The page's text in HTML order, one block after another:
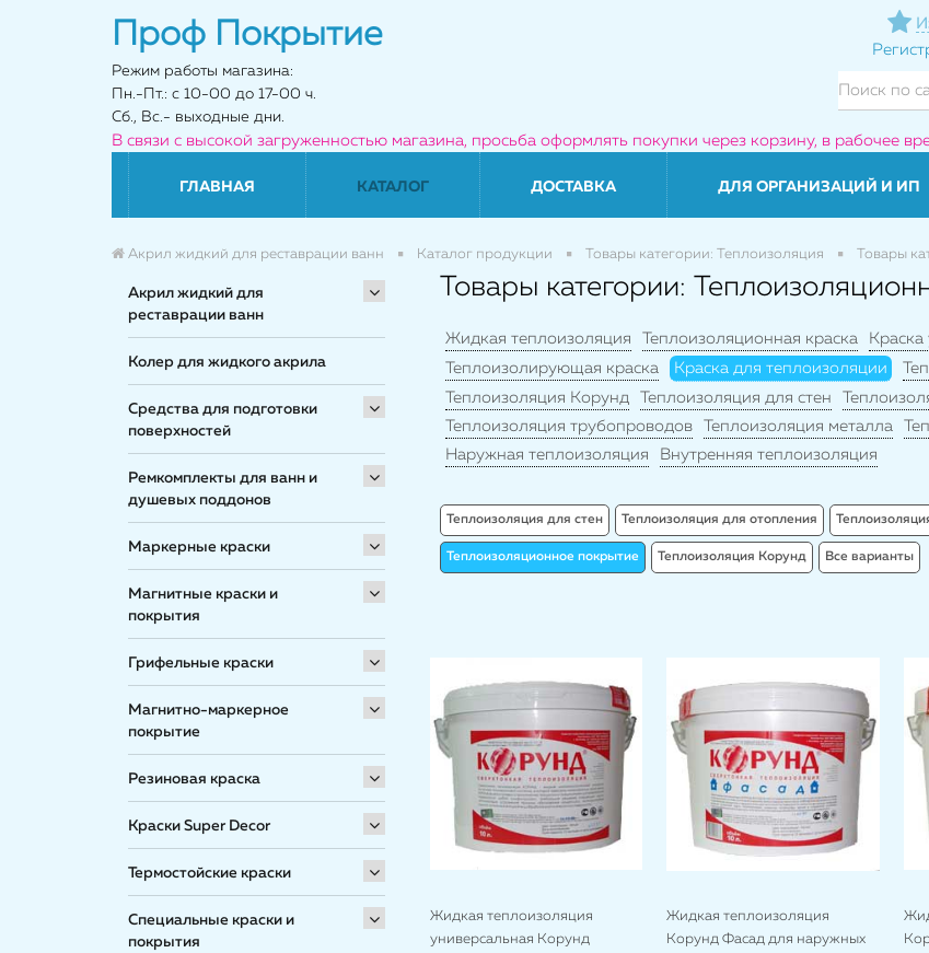
Проф Покрытие
Режим работы магазина:
Пн.-Пт.: с 10-00 до 17-00 ч.
Сб., Вс.- выходные дни.
В связи с высокой загруженностью магазина, просьба оформлять покупки через корзину, в рабочее
ГЛАВНАЯ КАТАЛОГ ДОСТАВКА ДЛЯ ОРГАНИЗАЦИЙ И ИП
Акрил жидкий для реставрации ванн Каталог продукции Товары категории: Теплоизоляция Товары
Акрил жидкий для
реставрации ванн
Колер для жидкого акрила
Средства для подготовки
поверхностей
Ремкомплекты для ванн и
душевых поддонов
Маркерные краски
Магнитные краски и
покрытия
Грифельные краски
Магнитно-маркерное
покрытие
Резиновая краска
Краски Super Decor
Термостойские краски
Специальные краски и
покрытия
Товары категории:
Жидкая теплоизоляция Теплоизоляционная краска Краска
Теплоизолирующая краска
Краска для теплоизоляции
Теплоизоляция Корунд
Теплоизоляция для стен
Теплоизоляция трубопроводов
Теплоизоляция металла
Наружная теплоизоляция
Внутренняя теплоизоляция
Теплоизоляция для стен Теплоизоляция для отопления
Теплоизоляционное покрытие Теплоизоляция Корунд Все варианты
Жидкая теплоизоляция
универсальная Корунд
Жидкая теплоизоляция
Корунд Фасад для наружных